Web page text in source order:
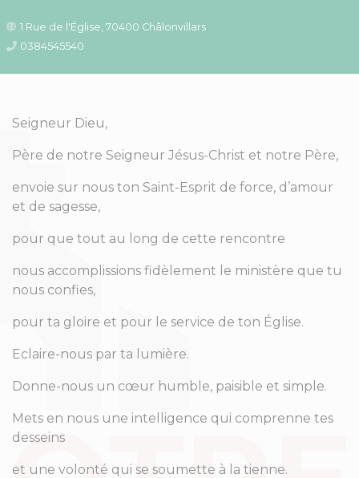
1 Rue de l'Église, 70400 Châlonvillars
0384545540
Seigneur Dieu,
Père de notre Seigneur Jésus-Christ et notre Père,
envoie sur nous ton Saint-Esprit de force, d’amour
et de sagesse,
pour que tout au long de cette rencontre
nous accomplissions fidèlement le ministère que tu
nous confies,
pour ta gloire et pour le service de ton Église.
Eclaire-nous par ta lumière.
Donne-nous un cœur humble, paisible et simple.
Mets en nous une intelligence qui comprenne tes
desseins
et une volonté qui se soumette à la tienne.